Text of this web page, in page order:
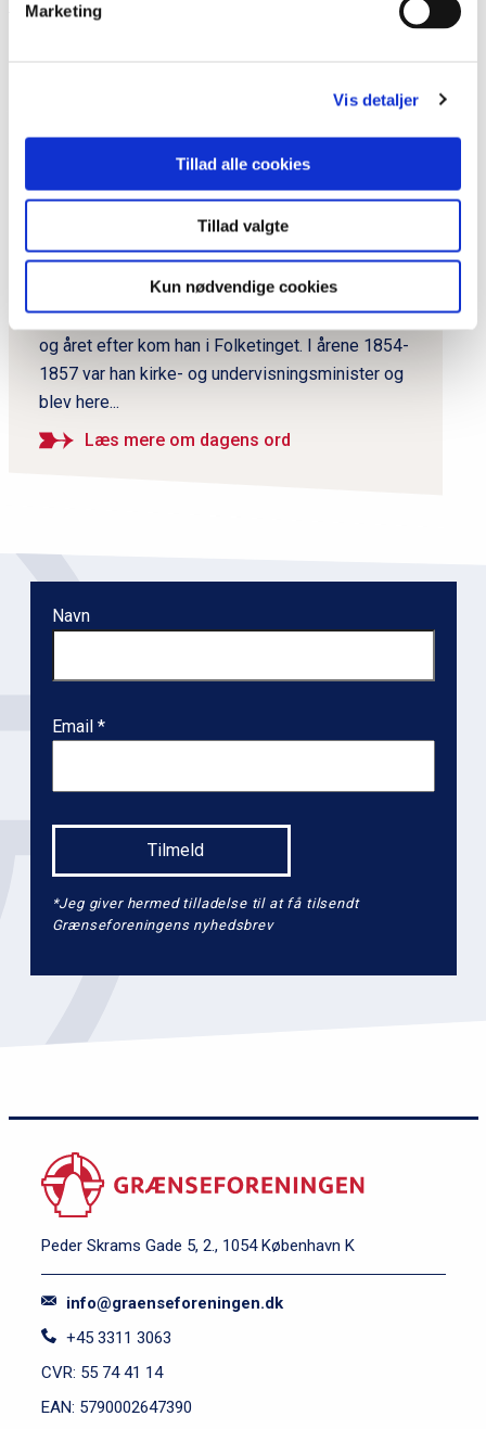
Marketing
Vis detaljer
Tillad alle cookies
Tillad valgte
Kun nødvendige cookies
P
æ
n
Dagens ord
Hall, C.C., 1812-1888, politiker
C.C. Hall var uddannet jurist. I 1848 blev han
medlem af Den Grundlovgivende Rigsforsamling,
og året efter kom han i Folketinget. I årene 1854-
1857 var han kirke- og undervisningsminister og
blev here...
Læs mere om dagens ord
Navn
Email
*Jeg giver hermed tilladelse til at få tilsendt
Grænseforeningens nyhedsbrev
Peder Skrams Gade 5, 2., 1054 København K
info@graenseforeningen.dk
+45 3311 3063
CVR: 55 74 41 14
EAN: 5790002647390